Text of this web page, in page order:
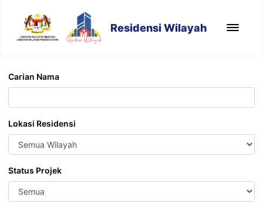
Residensi Wilayah
Carian Nama
Lokasi Residensi
Status Projek